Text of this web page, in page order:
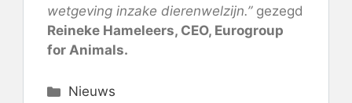
wetgeving inzake dierenwelzijn.”gezegd
Reineke Hameleers, CEO, Eurogroup
for Animals.
Categorieën
Nieuws